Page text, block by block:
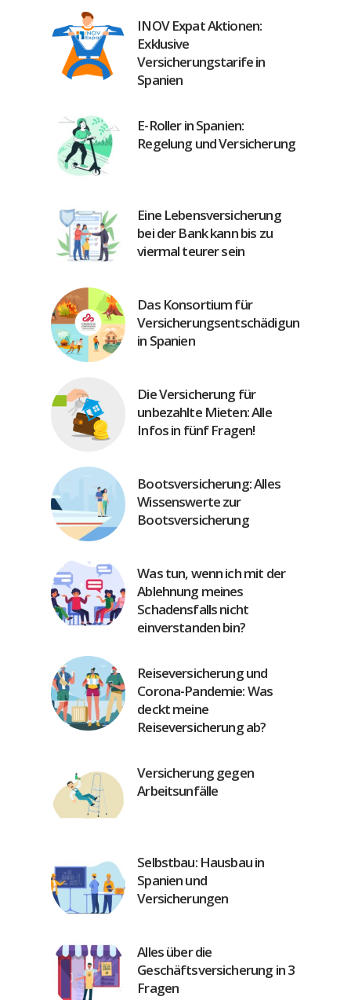
INOV Expat Aktionen:
Exklusive
Versicherungstarife in
Spanien
E-Roller in Spanien:
Regelung und Versicherung
Eine Lebensversicherung
bei der Bank kann bis zu
viermal teurer sein
Das Konsortium für
Versicherungsentschädigung
in Spanien
Die Versicherung für
unbezahlte Mieten: Alle
Infos in fünf Fragen!
Bootsversicherung: Alles
Wissenswerte zur
Bootsversicherung
Was tun, wenn ich mit der
Ablehnung meines
Schadensfalls nicht
einverstanden bin?
Reiseversicherung und
Corona-Pandemie: Was
deckt meine
Reiseversicherung ab?
Versicherung gegen
Arbeitsunfälle
Selbstbau: Hausbau in
Spanien und
Versicherungen
Alles über die
Geschäftsversicherung in 3
Fragen